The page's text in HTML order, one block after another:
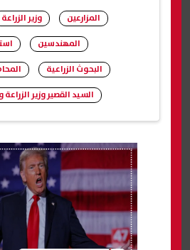
المزارعين وزير الزراعة
المهندسين
البحوث الزراعية
السيد القصير وزير